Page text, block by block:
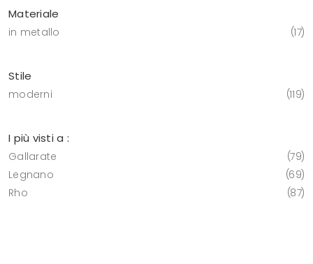
Materiale
in metallo 17
Stile
moderni 119
I più visti a :
Gallarate
79
Legnano
69
Rho
87